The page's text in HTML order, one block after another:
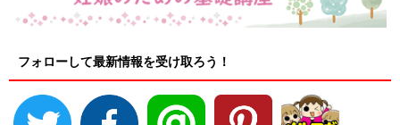
フォローして最新情報を受け取ろう！